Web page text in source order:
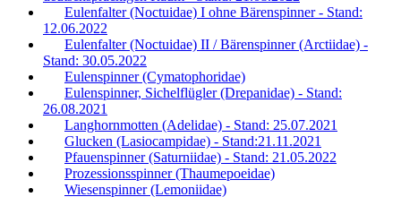
Eulenfalter (Noctuidae) I ohne Bärenspinner - Stand:
12.06.2022
Eulenfalter (Noctuidae) II / Bärenspinner (Arctiidae) -
Stand: 30.05.2022
Eulenspinner (Cymatophoridae)
Eulenspinner, Sichelflügler (Drepanidae) - Stand:
26.08.2021
Langhornmotten (Adelidae) - Stand: 25.07.2021
Glucken (Lasiocampidae) - Stand:21.11.2021
Pfauenspinner (Saturniidae) - Stand: 21.05.2022
Prozessionsspinner (Thaumepoeidae)
Wiesenspinner (Lemoniidae)